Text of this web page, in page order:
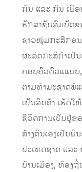
ກັນ ແລະ ກັນ ເພື່
ຮັກສາຊັບສົມບັດຂ
ຊາວໜຸ່ມກະສີກອນ
ຜະລິດກະສີກໍາເປັ
ຄອບຄົວຕົວແແບບ
ຕາມທໍາມະຊາດພໍ
ເປັນສິນຄ້າ ເຮັດ
ຊີວິດການເປັນຢູ່ຂ
ສ້າງຕົນເອງເປັນ
ປະເທດຊາດ ແລະ
ບ້ານເມືອງ, ທ້ອງ